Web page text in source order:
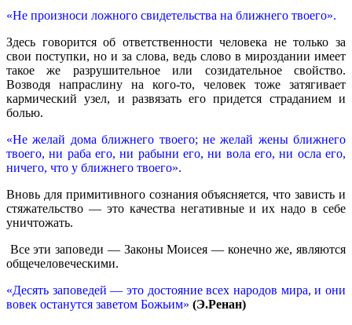
«Не произноси ложного свидетельства на ближнего твоего».
Здесь говорится об ответственности человека не только за
свои поступки, но и за слова, ведь слово в мироздании имеет
такое же разрушительное или созидательное свойство.
Возводя напраслину на кого-то, человек тоже затягивает
кармический узел, и развязать его придется страданием и
болью.
«Не желай дома ближнего твоего; не желай жены ближнего
твоего, ни раба его, ни рабыни его, ни вола его, ни осла его,
ничего, что у ближнего твоего».
Вновь для примитивного сознания объясняется, что зависть и
стяжательство — это качества негативные и их надо в себе
уничтожать.
Все эти заповеди — Законы Моисея — конечно же, являются
общечеловеческими.
«Десять заповедей — это достояние всех народов мира, и они
вовек останутся заветом Божьим» (Э.Ренан)